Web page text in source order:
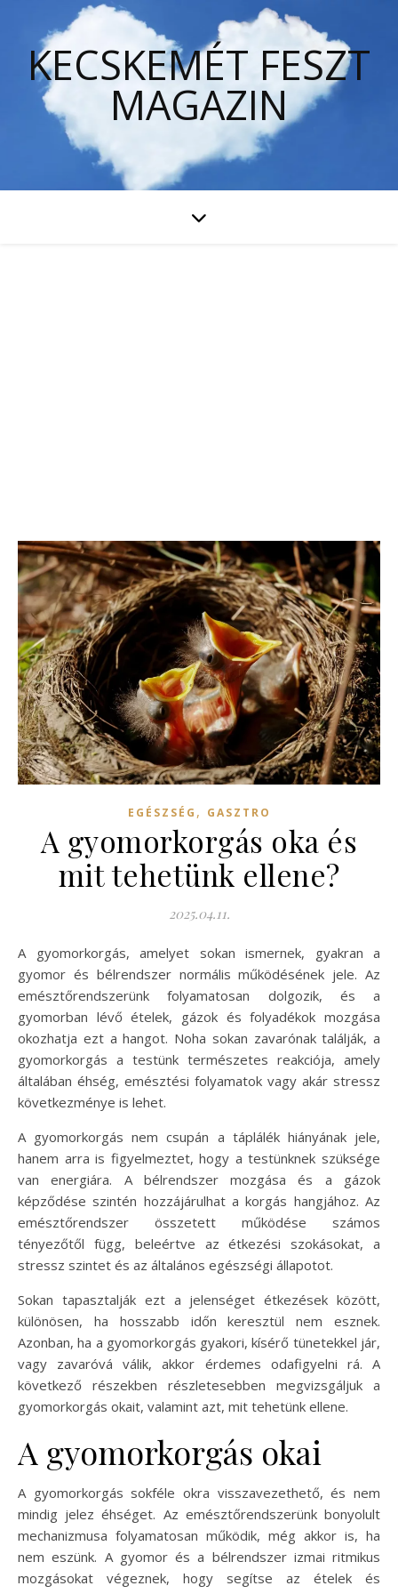
KECSKEMÉT FESZT
MAGAZIN
EGÉSZSÉG , GASZTRO
A gyomorkorgás oka és
mit tehetünk ellene?
2025.04.11.
A gyomorkorgás, amelyet sokan ismernek, gyakran a
gyomor és bélrendszer normális működésének jele. Az
emésztőrendszerünk folyamatosan dolgozik, és a
gyomorban lévő ételek, gázok és folyadékok mozgása
okozhatja ezt a hangot. Noha sokan zavarónak találják, a
gyomorkorgás a testünk természetes reakciója, amely
általában éhség, emésztési folyamatok vagy akár stressz
következménye is lehet.
A gyomorkorgás nem csupán a táplálék hiányának jele,
hanem arra is figyelmeztet, hogy a testünknek szüksége
van energiára. A bélrendszer mozgása és a gázok
képződése szintén hozzájárulhat a korgás hangjához. Az
emésztőrendszer összetett működése számos
tényezőtől függ, beleértve az étkezési szokásokat, a
stressz szintet és az általános egészségi állapotot.
Sokan tapasztalják ezt a jelenséget étkezések között,
különösen, ha hosszabb időn keresztül nem esznek.
Azonban, ha a gyomorkorgás gyakori, kísérő tünetekkel jár,
vagy zavaróvá válik, akkor érdemes odafigyelni rá. A
következő részekben részletesebben megvizsgáljuk a
gyomorkorgás okait, valamint azt, mit tehetünk ellene.
A gyomorkorgás okai
A gyomorkorgás sokféle okra visszavezethető, és nem
mindig jelez éhséget. Az emésztőrendszerünk bonyolult
mechanizmusa folyamatosan működik, még akkor is, ha
nem eszünk. A gyomor és a bélrendszer izmai ritmikus
mozgásokat végeznek, hogy segítse az ételek és